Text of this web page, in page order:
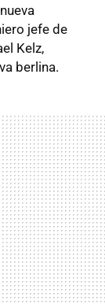
jefe de
Kelz,
berlina.